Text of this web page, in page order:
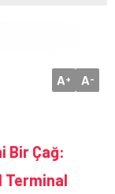
A+ A-
Bir Çağ:
Terminal